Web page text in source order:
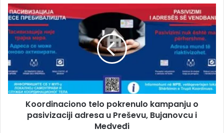
Koordinaciono telo pokrenulo kampanju o
pasivizaciji adresa u Preševu, Bujanovcu i
Medveđi